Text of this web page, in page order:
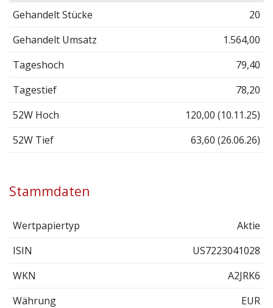
Gehandelt Stücke
20
Gehandelt Umsatz
1.564,00
Tageshoch
79,40
Tagestief
78,20
52W Hoch
120,00 (10.11.25)
52W Tief
63,60 (26.06.26)
Stammdaten
Wertpapiertyp
Aktie
ISIN
US7223041028
WKN
A2JRK6
Währung
EUR